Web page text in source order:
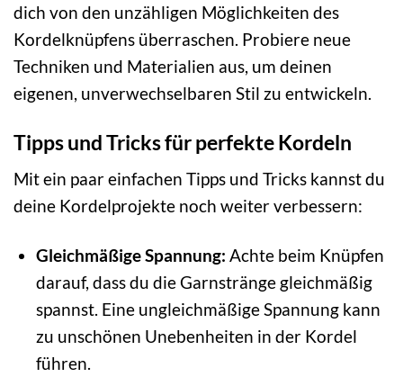
dich von den unzähligen Möglichkeiten des
Kordelknüpfens überraschen. Probiere neue
Techniken und Materialien aus, um deinen
eigenen, unverwechselbaren Stil zu entwickeln.
Tipps und Tricks für perfekte Kordeln
Mit ein paar einfachen Tipps und Tricks kannst du
deine Kordelprojekte noch weiter verbessern:
Gleichmäßige Spannung: Achte beim Knüpfen
darauf, dass du die Garnstränge gleichmäßig
spannst. Eine ungleichmäßige Spannung kann
zu unschönen Unebenheiten in der Kordel
führen.